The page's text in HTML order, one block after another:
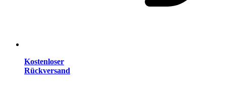
Kostenloser
Rückversand